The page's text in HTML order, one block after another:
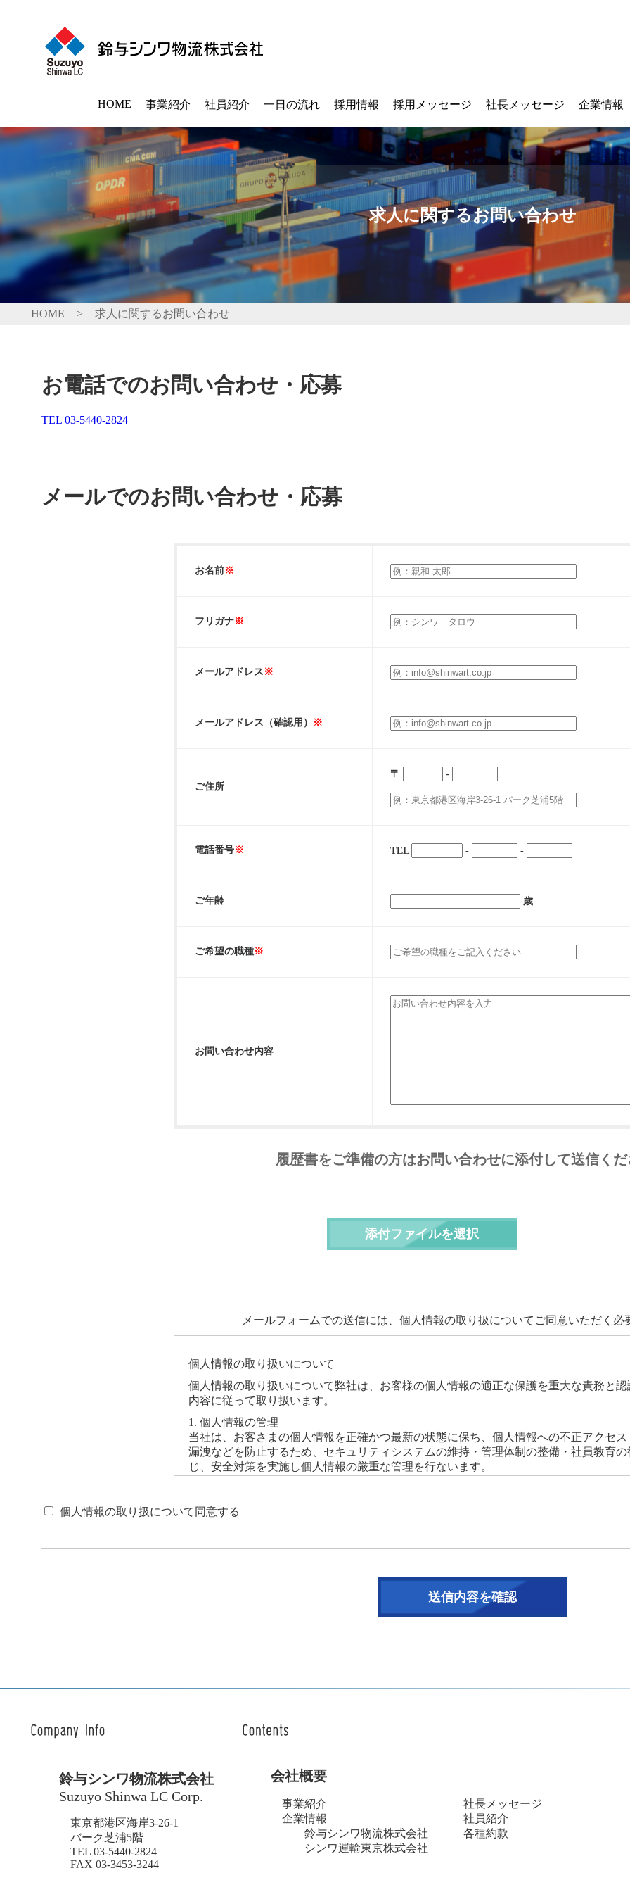
HOME 事業紹介 社員紹介 一日の流れ 採用情報 採用メッセージ 社長メッセージ 企業情報
求人に関するお問い合わせ
HOME > 求人に関するお問い合わせ
お電話でのお問い合わせ・応募
TEL 03-5440-2824
メールでのお問い合わせ・応募
お名前※
フリガナ※
メールアドレス ※
メールアドレス（確認用） ※
ご住所
〒 -
電話番号※ TEL - -
ご年齢 歳
ご希望の職種※
お問い合わせ内容
履歴書をご準備の方はお問い合わせに添付して送信く
添付ファイルを選択
メールフォームでの送信には、個人情報の取り扱についてご同意いただく必
個人情報の取り扱いについて
個人情報の取り扱いについて弊社は、お客様の個人情報の適正な保護を重大な責務と
内容に従って取り扱います。
1. 個人情報の管理
当社は、お客さまの個人情報を正確かつ最新の状態に保ち、個人情報への不正アクセ
漏洩などを防止するため、セキュリティシステムの維持・管理体制の整備・社員教育
じ、安全対策を実施し個人情報の厳重な管理を行ないます。
録いただく場合がございますが、これらの個人情報はご提供いただく際の目的以外で
や資料のご送付に利用いたします
当社は、お客さまよりお預かりした個人情報を適切に管理し、次のいずれかに該当す
お客さまがご本人の個人情報の照会・修正・削除などをご希望される場合には、ご本
6. 法令、規範の遵守と見直し
当社は、保有する個人情報に関して適用される日本の法令、その他規範を遵守すると
を適宜見直し、その改善に努めます。
個人情報の取り扱について同意する
鈴与シンワ物流株式会社
Suzuyo Shinwa LC Corp.
東京都港区海岸3-26-1
バーク芝浦5階
TEL 03-5440-2824
FAX 03-3453-3244
会社概要
事業紹介
企業情報
鈴与シンワ物流株式会社
シンワ運輸東京株式会社
社長メッセージ
社員紹介
各種約款